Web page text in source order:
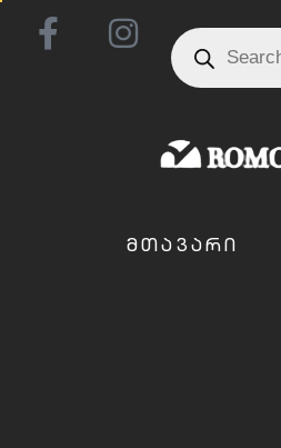
ᲛᲗᲐᲕᲐᲠᲘ